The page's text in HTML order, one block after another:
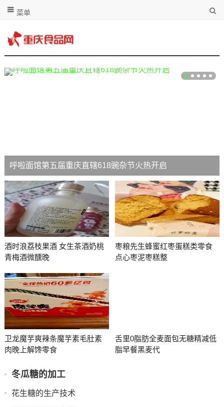
菜单
呼啦面馆第五届重庆直辖618豌杂节火热开启
酒时浪荔枝果酒 女生茶酒奶桃
青梅酒微醺晚
枣粮先生蜂蜜红枣蛋糕类零食
点心枣泥枣糕整
卫龙魔芋爽辣条魔芋素毛肚素
肉晚上解馋零食
舌里0脂肪全麦面包无糖精减低
脂早餐黑麦代
冬瓜糖的加工
花生糖的生产技术